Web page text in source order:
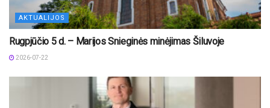
AKTUALIJOS
Rugpjūčio 5 d. – Marijos Snieginės minėjimas Šiluvoje
2026-07-22